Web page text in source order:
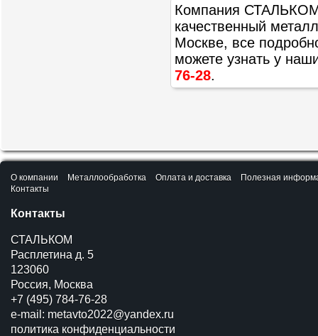
Компания СТАЛЬКОМ
качественный
Москве, все
можете узнать у
76-28.
О компании Металлообработка Оплата и доставка
Полезная
Контакты
Контакты
СТАЛЬКОМ
Расплетина д. 5
123060
Россия, Москва
+7 (495) 784-76-28
e-mail: metavto2022@yandex.ru
политика конфиденциальности